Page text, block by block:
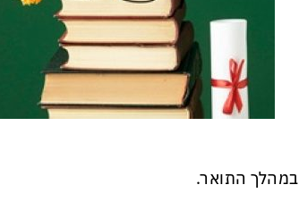
במהלך התואר.